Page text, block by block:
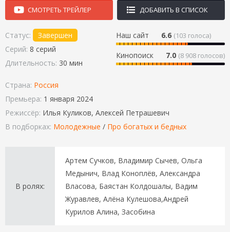
СМОТРЕТЬ ТРЕЙЛЕР ДОБАВИТЬ В СПИСОК
Наш сайт 6.6 (103 голоса)
Кинопоиск 7.0 (8 908 голосов)
Статус:
Завершен
Серий: 8 серий
Длительность: 30 мин
Страна: Россия
Премьера: 1 января 2024
Режиссёр: Илья Куликов, Алексей Петрашевич
В подборках: Молодежные / Про богатых и бедных
В ролях:
Артем Сучков, Владимир Сычев, Ольга
Медынич, Влад Коноплёв, Александра
Власова, Баястан Колдошалы, Вадим
Журавлев, Алёна Кулешова,Андрей
Курилов Алина, Засобина